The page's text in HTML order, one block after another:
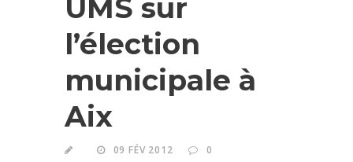
UMS sur
l’élection
municipale à
Aix
09 FÉV 2012 0